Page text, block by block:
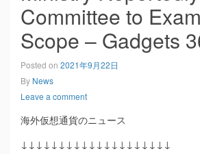
Committee to
Scope – Gadgets
Posted on 2021年9月22日
By News
Leave a comment
海外仮想通貨のニュース
↓↓↓↓↓↓↓↓↓↓↓↓↓↓↓↓↓↓↓↓